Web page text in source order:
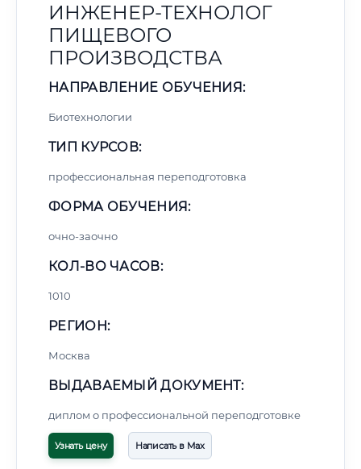
ИНЖЕНЕР-ТЕХНОЛОГ
ПИЩЕВОГО
ПРОИЗВОДСТВА
НАПРАВЛЕНИЕ ОБУЧЕНИЯ:
Биотехнологии
ТИП КУРСОВ:
профессиональная переподготовка
ФОРМА ОБУЧЕНИЯ:
очно-заочно
КОЛ-ВО ЧАСОВ:
1010
РЕГИОН:
Москва
ВЫДАВАЕМЫЙ ДОКУМЕНТ:
диплом о профессиональной переподготовке
Узнать цену Написать в Max